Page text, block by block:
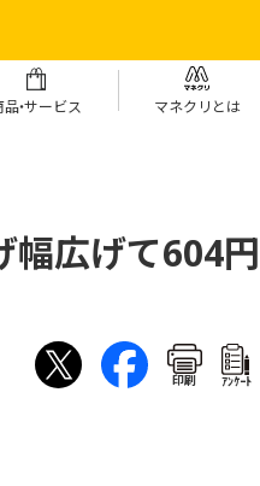
品・サービス マネクリとは
幅広げて604円
印刷 ｱﾝｹｰﾄ